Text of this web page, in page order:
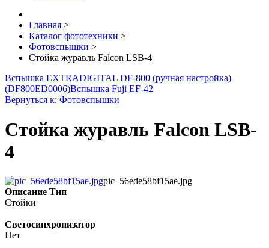
Главная >
Каталог фототехники >
Фотовспышки >
Стойка журавль Falcon LSB-4
Вспышка EXTRADIGITAL DF-800 (ручная настройка)
(DF800ED0006)Вспышка Fuji EF-42
Вернуться к: Фотовспышки
Стойка журавль Falcon LSB-
4
pic_56ede58bf15ae.jpg
Описание Тип
Стойки
Светосинхронизатор
Нет